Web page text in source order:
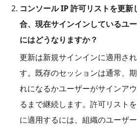
コンソール IP 許可リストを更新
合、現在サインインしているユ
にはどうなりますか？
更新は新規サインインに適用さ
す。既存のセッションは通常、
れになるかユーザーがサインア
るまで継続します。許可リスト
に適用するには、組織のユーザ